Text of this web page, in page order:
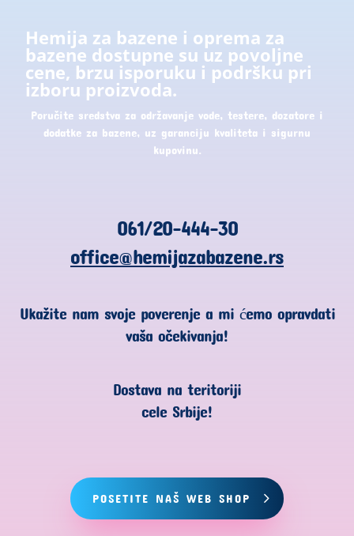
Hemija za bazene i oprema za
bazene dostupne su uz povoljne
cene, brzu isporuku i podršku pri
izboru proizvoda.
Poručite sredstva za održavanje vode, testere, dozatore i
dodatke za bazene, uz garanciju kvaliteta i sigurnu
kupovinu.
061/20-444-30
office@hemijazabazene.rs
Ukažite nam svoje poverenje a mi ćemo opravdati
vaša očekivanja!
Dostava na teritoriji
cele Srbije!
POSETITE NAŠ WEB SHOP